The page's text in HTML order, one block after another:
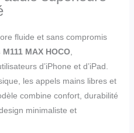
fluide et sans compromis
MAX HOCO,
d’iPhone et d’iPad.
les appels mains libres et
combine confort, durabilité
minimaliste et